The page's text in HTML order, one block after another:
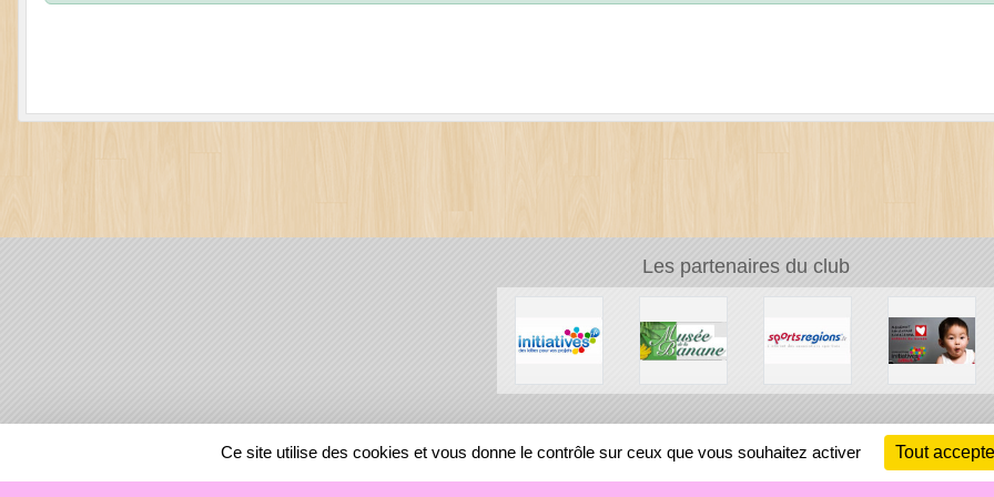
Les partenaires du club
REGIONS
Ce site utilise des cookies et vous donne le contrôle sur ceux que vous souhaitez activer Tout